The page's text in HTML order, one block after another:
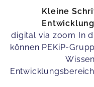
Kleine
digital via zoom In
können PEKiP-